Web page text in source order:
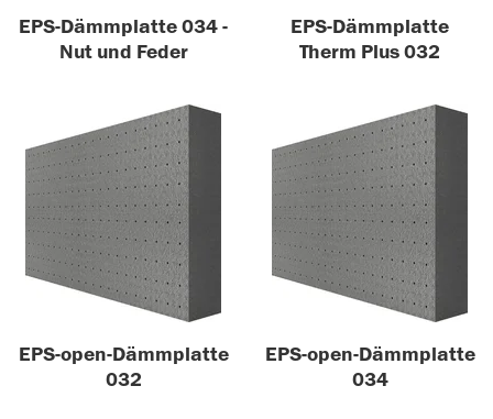
EPS-Dämmplatte 034 -
Nut und Feder
EPS-Dämmplatte
Therm Plus 032
EPS-open-Dämmplatte
032
EPS-open-Dämmplatte
034